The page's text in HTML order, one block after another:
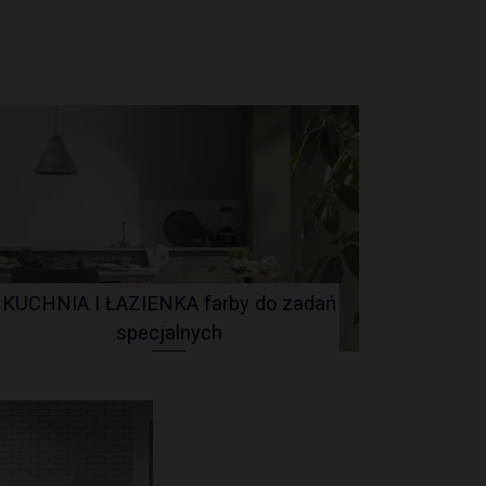
w
KUCHNIA I ŁAZIENKA farby do zadań
specjalnych